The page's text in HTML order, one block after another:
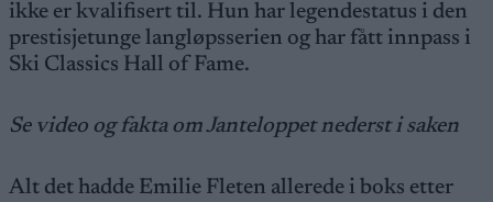
ikke er kvalifisert til. Hun har legendestatus i den
prestisjetunge langløpsserien og har fått innpass i
Ski Classics Hall of Fame.
Se video og fakta om Janteloppet nederst i saken
Alt det hadde Emilie Fleten allerede i boks etter